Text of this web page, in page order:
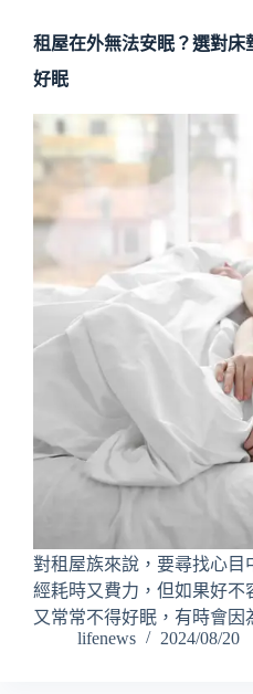
租屋在外無法安眠？選對床
好眠
對租屋族來說，要尋找心目
經耗時又費力，但如果好不
又常常不得好眠，有時會因
lifenews
2024/08/20